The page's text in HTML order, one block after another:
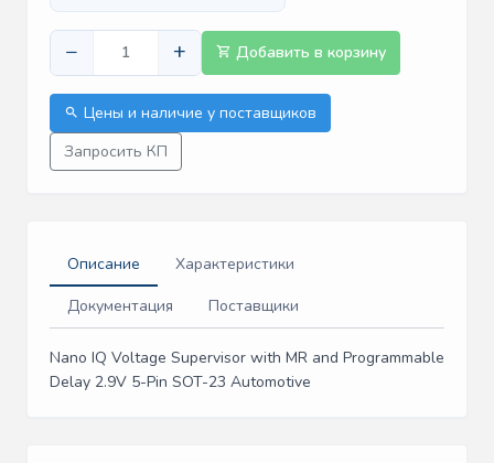
− + Добавить в корзину
Цены и наличие у поставщиков
Запросить КП
Описание
Характеристики
Документация
Поставщики
Nano IQ Voltage Supervisor with MR and Programmable
Delay 2.9V 5-Pin SOT-23 Automotive